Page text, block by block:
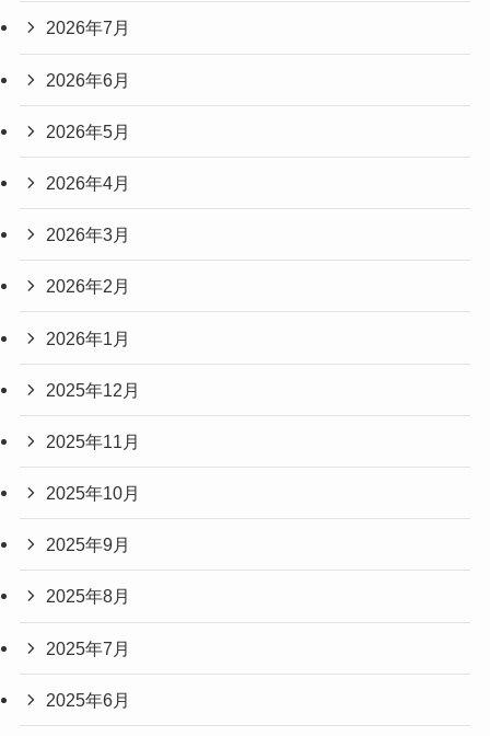
2026年7月
2026年6月
2026年5月
2026年4月
2026年3月
2026年2月
2026年1月
2025年12月
2025年11月
2025年10月
2025年9月
2025年8月
2025年7月
2025年6月